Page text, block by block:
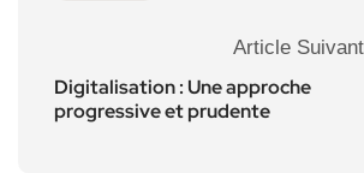
Article Suivant
Digitalisation : Une approche
progressive et prudente